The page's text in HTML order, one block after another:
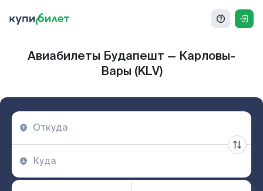
Авиабилеты Будапешт — Карловы-
Вары (KLV)